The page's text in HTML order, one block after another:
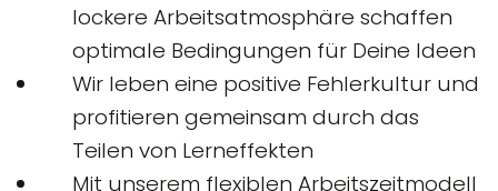
lockere Arbeitsatmosphäre schaffen
optimale Bedingungen für Deine Ideen
Wir leben eine positive Fehlerkultur und
profitieren gemeinsam durch das
Teilen von Lerneffekten
Mit unserem flexiblen Arbeitszeitmodell